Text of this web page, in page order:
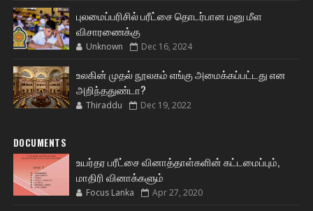
புலமைப்பரிசில் பரீட்சை தொடர்பான மனு மீள
விசாரணைக்கு
Unknown Dec 16, 2024
உலகின் முதல் நூலகம் எங்கு அமைக்கப்பட்டது என
அறிந்ததுண்டா?
Thiraddu Dec 19, 2022
DOCUMENTS
உயர்தர பரீட்சை வினாத்தாள்களின் கட்டமைப்பும்,
மாதிரி வினாக்களும்
Focus Lanka Apr 27, 2020